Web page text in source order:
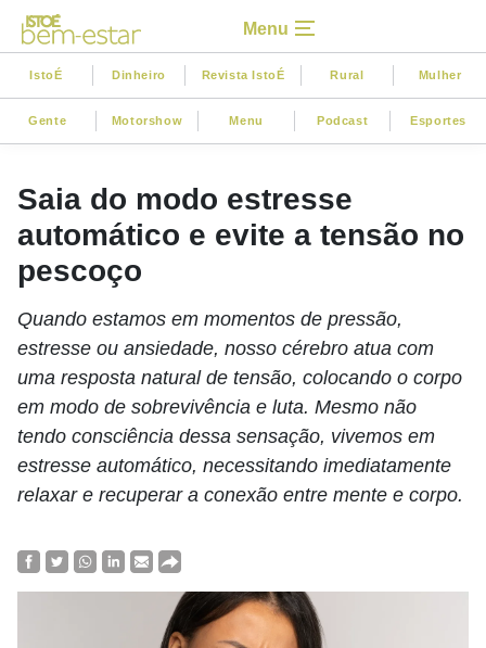
Menu
IstoÉ Dinheiro Revista IstoÉ Rural Mulher
Gente Motorshow Menu Podcast Esportes
Saia do modo estresse
automático e evite a tensão no
pescoço
Quando estamos em momentos de pressão,
estresse ou ansiedade, nosso cérebro atua com
uma resposta natural de tensão, colocando o corpo
em modo de sobrevivência e luta. Mesmo não
tendo consciência dessa sensação, vivemos em
estresse automático, necessitando imediatamente
relaxar e recuperar a conexão entre mente e corpo.